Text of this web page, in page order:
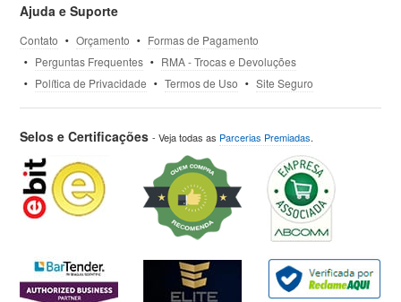
Ajuda e Suporte
Contato Orçamento
Formas de Pagamento
Perguntas Frequentes
RMA - Trocas e Devoluções
Política de Privacidade
Termos de Uso Site Seguro
Selos e Certificações- Veja todas as Parcerias Premiadas.